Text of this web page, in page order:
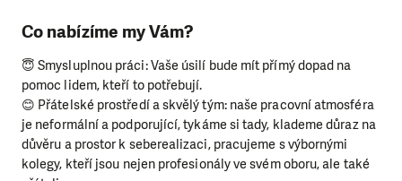
Co nabízíme my Vám?
😇 Smysluplnou práci: Vaše úsilí bude mít přímý dopad na
pomoc lidem, kteří to potřebují.
😊 Přátelské prostředí a skvělý tým: naše pracovní atmosféra
je neformální a podporující, tykáme si tady, klademe důraz na
důvěru a prostor k seberealizaci, pracujeme s výbornými
kolegy, kteří jsou nejen profesionály ve svém oboru, ale také